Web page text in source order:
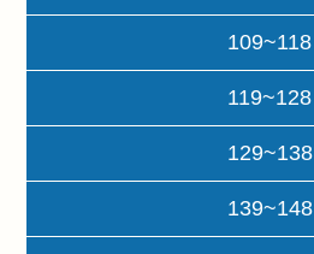
109~118
119~128
129~138
139~148